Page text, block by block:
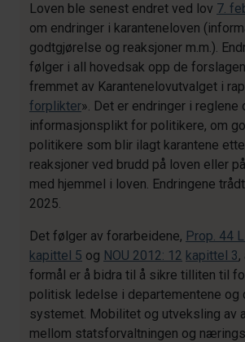
Loven ble senest endret ved lov 7.
om endringer i karanteneloven
godtgjørelse og reaksjoner m.m.).
følger i all hovedsak opp de
fremmet av Karantenelovutvalget i
forplikter». Det er endringer i reglene
informasjonsplikt for politikere, om
politikere som blir ilagt karantene
reaksjoner ved brudd på loven eller
med hjemmel i loven. Endringene
2025.
Det følger av forarbeidene, Prop. 44
kapittel 5 og NOU 2012: 12 kapittel 3
formål er å bidra til å sikre tilliten til
politisk ledelse i departementene og
systemet. Mobilitet og utveksling av
mellom statsforvaltningen og